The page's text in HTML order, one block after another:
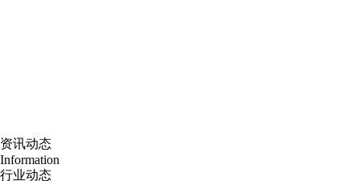
资讯动态
Information
行业动态